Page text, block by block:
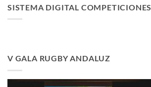
SISTEMA DIGITAL COMPETICIONES
V GALA RUGBY ANDALUZ